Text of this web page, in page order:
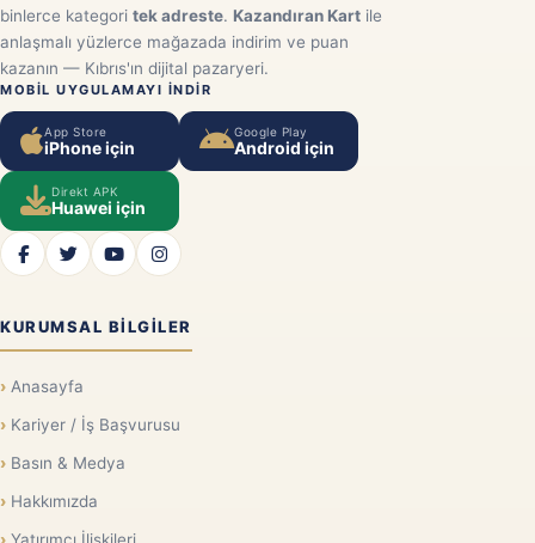
binlerce kategori tek adreste. Kazandıran Kart ile
anlaşmalı yüzlerce mağazada indirim ve puan
kazanın — Kıbrıs'ın dijital pazaryeri.
MOBIL UYGULAMAYI INDIR
App Store
iPhone için
Google Play
Android için
Direkt APK
Huawei için
KURUMSAL BILGILER
Anasayfa
Kariyer / İş Başvurusu
Basın & Medya
Hakkımızda